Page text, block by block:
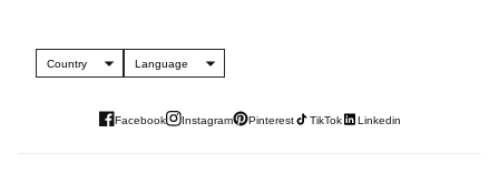
Country Language
Facebook Instagram Pinterest TikTok Linkedin